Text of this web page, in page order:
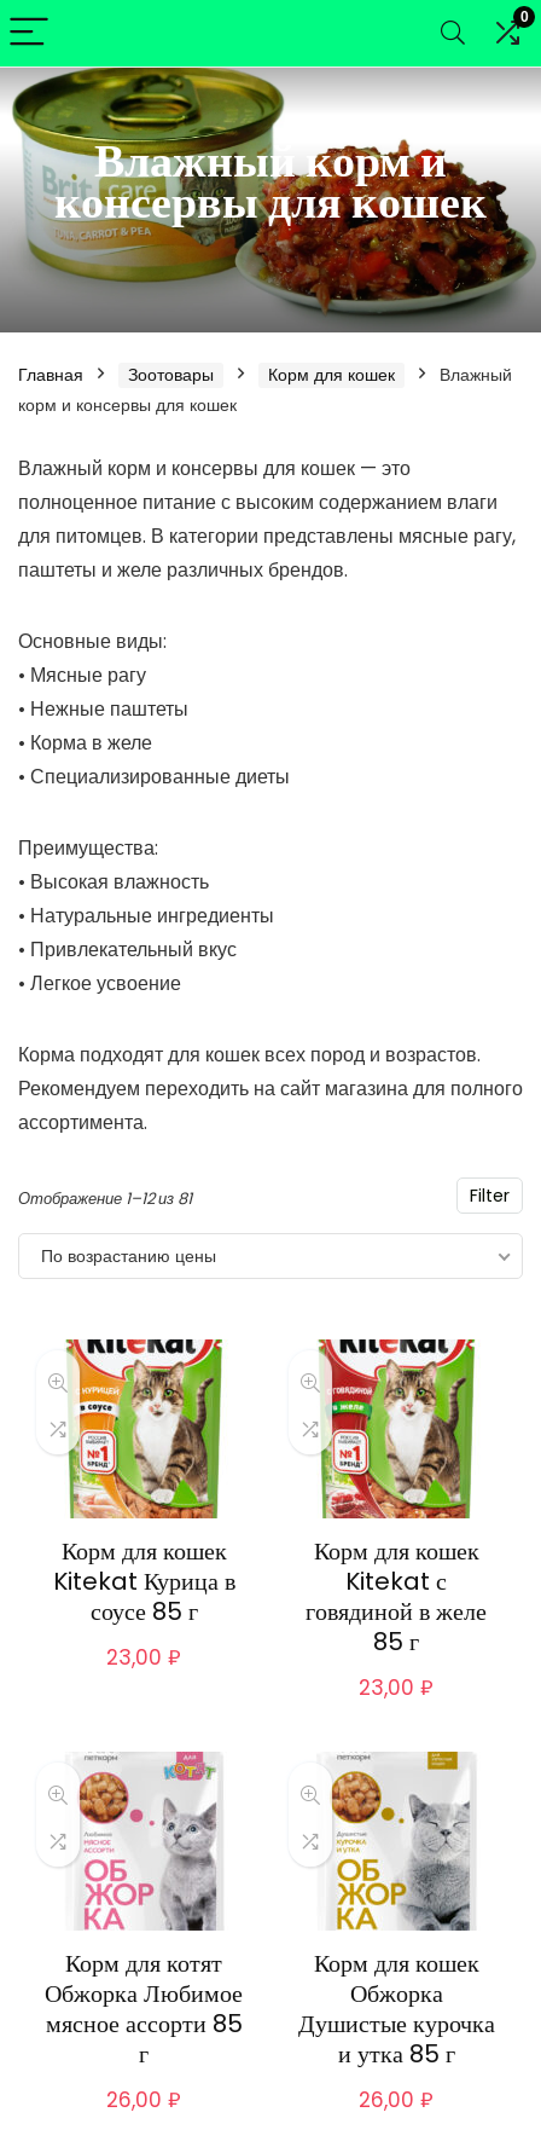
0
Влажный корм и
консервы для кошек
Главная Зоотовары Корм для кошек
Влажный
корм и консервы для кошек
Влажный корм и консервы для кошек — это
полноценное питание с высоким содержанием влаги
для питомцев. В категории представлены мясные рагу,
паштеты и желе различных брендов.
Основные виды:
• Мясные рагу
• Нежные паштеты
• Корма в желе
• Специализированные диеты
Преимущества:
• Высокая влажность
• Натуральные ингредиенты
• Привлекательный вкус
• Легкое усвоение
Корма подходят для кошек всех пород и возрастов.
Рекомендуем переходить на сайт магазина для полного
ассортимента.
Filter
Отображение 1–12 из 81Цены:
по
возрастанию
По возрастанию цены
Корм для кошек
Kitekat Курица в
соусе 85 г
23,00₽
Корм для кошек
Kitekat с
говядиной в желе
85 г
23,00₽
Корм для котят
Обжорка Любимое
мясное ассорти 85
г
26,00₽
Корм для кошек
Обжорка
Душистые курочка
и утка 85 г
26,00₽